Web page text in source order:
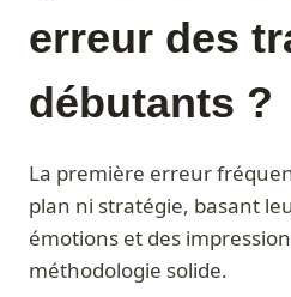
erreur des
débutants ?
La première erreur
plan ni stratégie, basant
émotions et des
méthodologie solide.